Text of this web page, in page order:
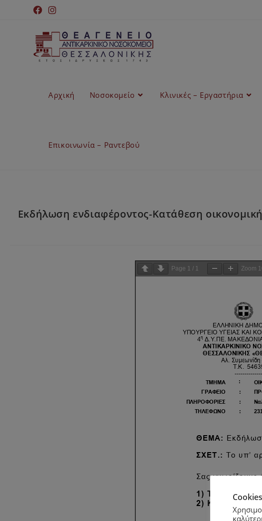
Αρχική Νοσοκομείο Κλινικές – Εργαστήρια
Επικοινωνία – Ραντεβού
Εκδήλωση ενδιαφέροντος-Κατάθεση
Page 1 / 1 Zoom
Cookies